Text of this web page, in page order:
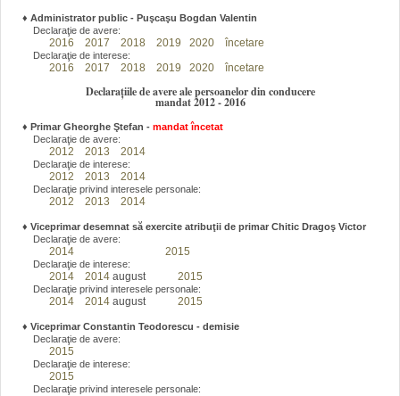
♦ Administrator public - Puşcaşu Bogdan Valentin
Declaraţie de avere:
2016 2017 2018 2019 2020 încetare
Declaraţie de interese:
2016 2017 2018 2019 2020 încetare
Declarațiile de avere ale persoanelor din conducere
mandat 2012 - 2016
♦ Primar Gheorghe Ştefan - mandat încetat
Declaraţie de avere:
2012 2013 2014
Declaraţie de interese:
2012 2013 2014
Declaraţie privind interesele personale:
2012 2013 2014
♦ Viceprimar desemnat să exercite atribuţii de primar Chitic Dragoş Victor
Declaraţie de avere:
2014 2015
Declaraţie de interese:
2014 2014 august 2015
Declaraţie privind interesele personale:
2014 2014 august 2015
♦ Viceprimar Constantin Teodorescu - demisie
Declaraţie de avere:
2015
Declaraţie de interese:
2015
Declaraţie privind interesele personale: